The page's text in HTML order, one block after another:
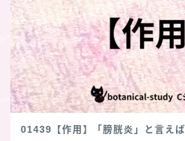
01439【作用】「膀胱炎」と言えば